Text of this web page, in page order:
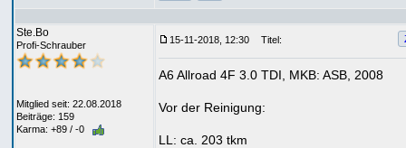
Ste.Bo
Profi-Schrauber
Mitglied seit: 22.08.2018
Beiträge: 159
Karma: +89 / -0
15-11-2018, 12:30 Titel:
A6 Allroad 4F 3.0 TDI, MKB: ASB, 2008
Vor der Reinigung:
LL: ca. 203 tkm